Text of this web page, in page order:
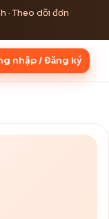
· Theo dõi đơn
nhập / Đăng ký